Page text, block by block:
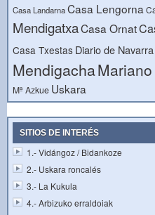
Casa LandarnaCasa Lengorna
MendigatxaCasa Ornat
Casa Txestas Diario de Navarra
Mendigacha
Mª Azkue Uskara
SITIOS DE INTERÉS
1.- Vidángoz / Bidankoze
2.- Uskara roncalés
3.- La Kukula
4.- Arbizuko erraldoiak